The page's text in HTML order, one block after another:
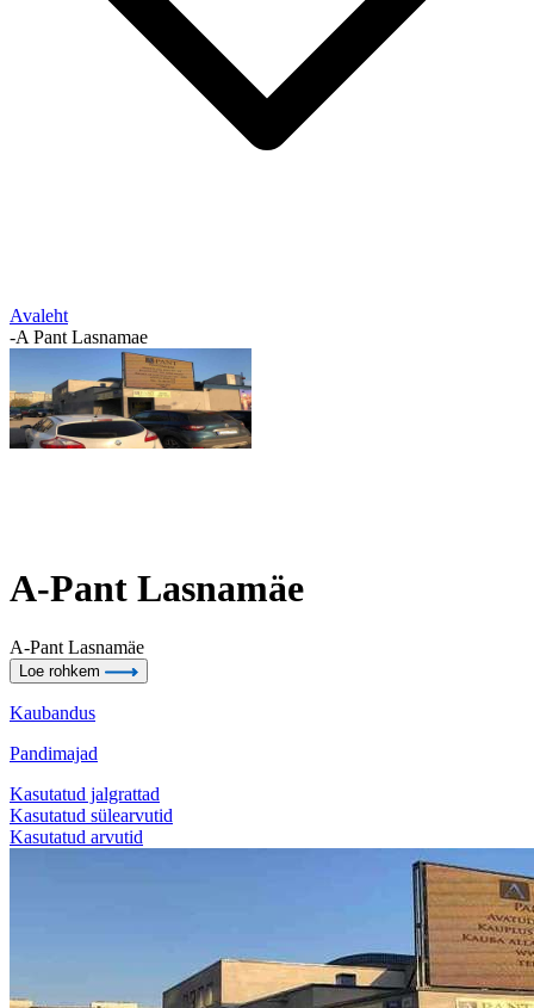
Avaleht
-A Pant Lasnamae
A-Pant Lasnamäe
A-Pant Lasnamäe
Loe rohkem
Kaubandus
Pandimajad
Kasutatud jalgrattad
Kasutatud sülearvutid
Kasutatud arvutid